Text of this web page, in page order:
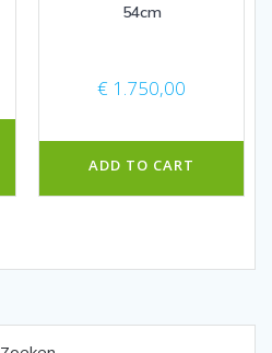
54cm
€ 1.750,00
ADD TO CART